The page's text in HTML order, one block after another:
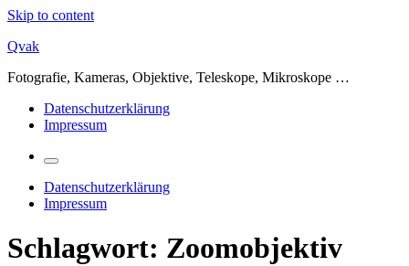
Skip to content
Qvak
Fotografie, Kameras, Objektive, Teleskope, Mikroskope …
Datenschutzerklärung
Impressum
Datenschutzerklärung
Impressum
Schlagwort: Zoomobjektiv